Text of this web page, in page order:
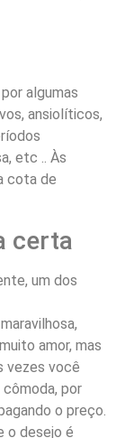
algumas
ansiolíticos,
etc .. Às
cota de
certa
um dos
amor, mas
vezes você
por
o preço.
o desejo é